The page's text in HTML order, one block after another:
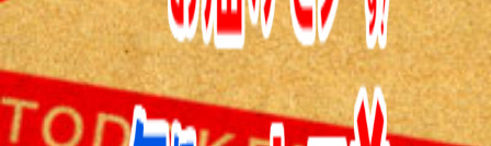
推しといつまでも 月曜の蛙、大海を知る。
マニアックでメカニカル
そしてＭＢＳ的なＭなス
ポーツ
何が起こるかホンマにわ
からん！？「ごぶごぶ」の
トリセツ